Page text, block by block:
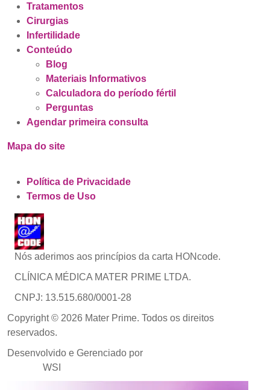
Tratamentos
Cirurgias
Infertilidade
Conteúdo
Blog
Materiais Informativos
Calculadora do período fértil
Perguntas
Agendar primeira consulta
Mapa do site
Política de Privacidade
Termos de Uso
Nós aderimos aos princípios da carta HONcode.
CLÍNICA MÉDICA MATER PRIME LTDA.
CNPJ: 13.515.680/0001-28
Copyright © 2026 Mater Prime. Todos os direitos
reservados.
Desenvolvido e Gerenciado por
WSI